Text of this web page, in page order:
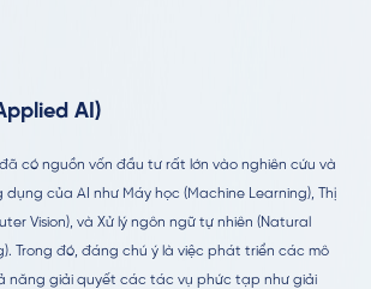
AI)
có nguồn vốn đầu tư rất lớn vào nghiên cứu và
của AI như Máy học (Machine Learning), Thị
Vision),và Xử lý ngôn ngữ tự nhiên (Natural
. Trong đó, đáng chú ý là việc phát triển các mô
năng giải quyết các tác vụ phức tạp như giải